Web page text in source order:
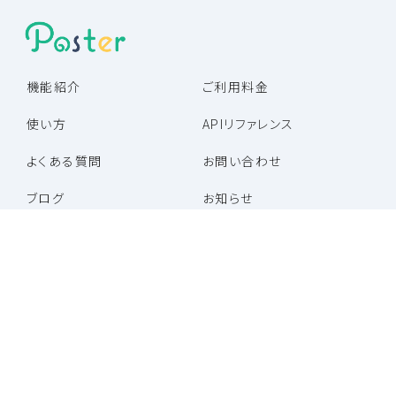
機能紹介
使い方
よくある質問
ブログ
ご利用料金
APIリファレンス
お問い合わせ
お知らせ